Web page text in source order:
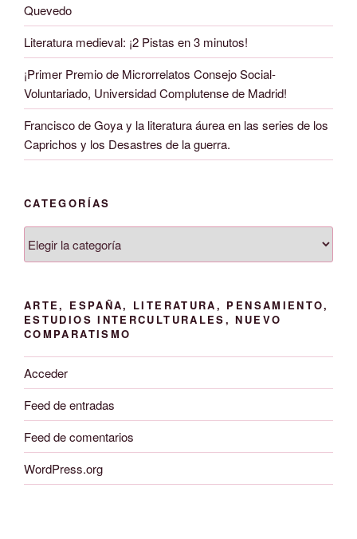
Quevedo
Literatura medieval: ¡2 Pistas en 3 minutos!
¡Primer Premio de Microrrelatos Consejo Social-
Voluntariado, Universidad Complutense de Madrid!
Francisco de Goya y la literatura áurea en las series de los
Caprichos y los Desastres de la guerra.
CATEGORÍAS
ARTE, ESPAÑA, LITERATURA, PENSAMIENTO,
ESTUDIOS INTERCULTURALES, NUEVO
COMPARATISMO
Acceder
Feed de entradas
Feed de comentarios
WordPress.org